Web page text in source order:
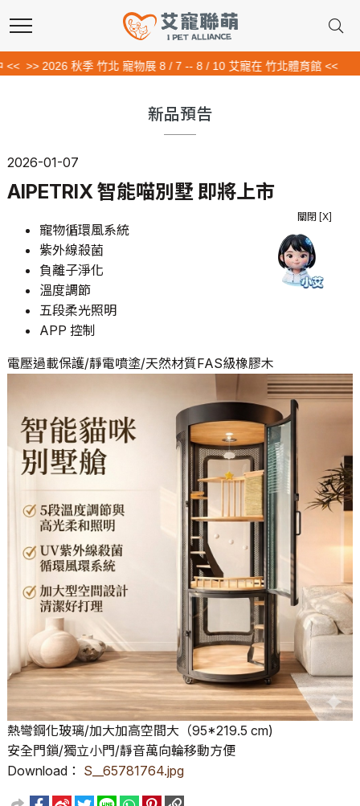
>> 2026 秋季 竹北 寵物展 8 / 7 -- 8 / 10 艾寵在 竹北體育館 <<
新品預告
2026-01-07
AIPETRIX 智能喵別墅 即將上市
寵物循環風系統
紫外線殺菌
負離子淨化
溫度調節
五段柔光照明
APP 控制
電壓過載保護/靜電噴塗/天然材質FAS級橡膠木
熱彎鋼化玻璃/加大加高空間大（95*219.5 cm)
安全門鎖/獨立小門/靜音萬向輪移動方便
Download： S__65781764.jpg
關閉 [X]